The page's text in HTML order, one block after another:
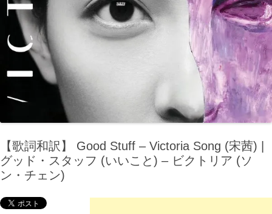
【歌詞和訳】 Good Stuff – Victoria Song (宋茜) |
グッド・スタッフ (いいこと) – ビクトリア (ソ
ン・チェン)